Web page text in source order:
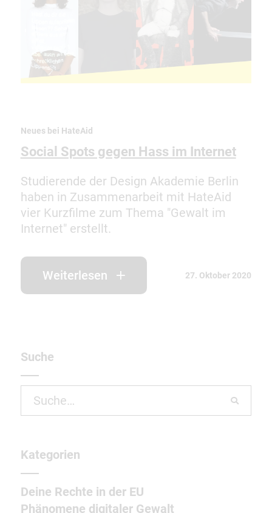
Neues bei HateAid
Social Spots gegen Hass im Internet
Studierende der Design Akademie Berlin
haben in Zusammenarbeit mit HateAid
vier Kurzfilme zum Thema "Gewalt im
Internet" erstellt.
Weiterlesen 27. Oktober 2020
Suche
Search
for:
Kategorien
Deine Rechte in der EU
Phänomene digitaler Gewalt